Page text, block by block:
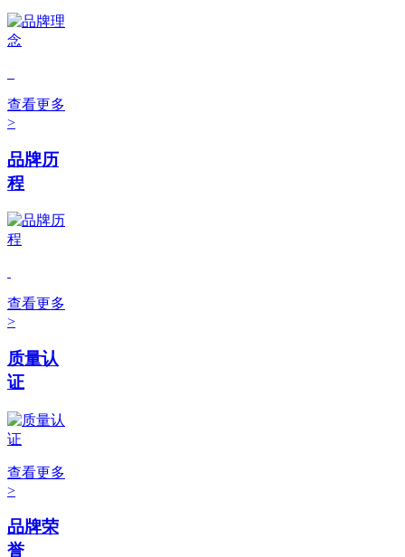
查看更多
>
品牌历
程
查看更多
>
质量认
证
查看更多
>
品牌荣
誉